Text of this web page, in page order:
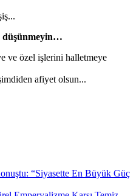
düşünmeyin…
ve özel işlerini halletmeye
afiyet olsun...
“Siyasette En Büyük Güç